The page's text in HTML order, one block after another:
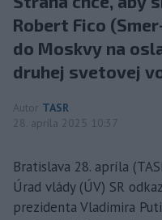
Robert Fico
do Moskvy na
druhej svetovej
Autor TASR
28. apríla 2025 10:37
Bratislava 28. apríla
Úrad vlády (ÚV) SR
prezidenta Vladimira